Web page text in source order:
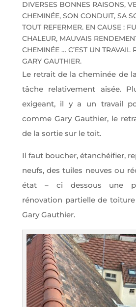
DIVERSES BONNES RAISONS,
CHEMINÉE, SON CONDUIT, SA
TOUT REFERMER. EN CAUSE :
CHALEUR, MAUVAIS
CHEMINÉE … C’EST UN TRAVAIL
GARY GAUTHIER.
Le retrait de la cheminée de
tâche relativement aisée.
exigeant, il y a un travail
comme Gary Gauthier, le
de la sortie sur le toit.
Il faut boucher, étanchéifier,
neufs, des tuiles neuves ou
état – ci dessous une
rénovation partielle de
Gary Gauthier.